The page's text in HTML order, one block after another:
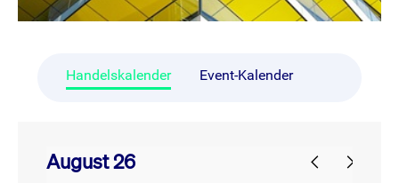
Handelskalender Event-Kalender
August 26